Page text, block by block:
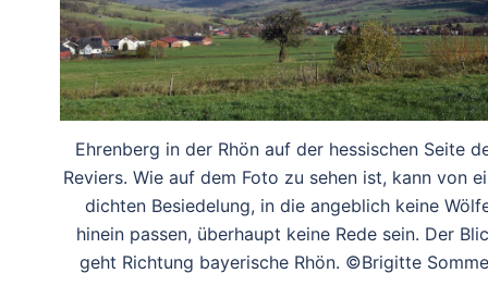
Ehrenberg in der Rhön auf der hessischen Seite
Reviers. Wie auf dem Foto zu sehen ist, kann von
dichten Besiedelung, in die angeblich keine
hinein passen, überhaupt keine Rede sein. Der
geht Richtung bayerische Rhön. ©Brigitte